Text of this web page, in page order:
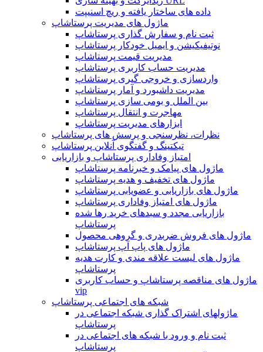
داده های ساختار یافته و ریچ اسنیپت
ماژول های مدیریت پرستاشاپ
ثبت نام و سفارش گذاری پرستاشاپ
نوتیفیکیشن و ایمیل خودکار پرستاشاپ
مدیریت قیمت پرستاشاپ
مدیریت حساب کاربری پرستاشاپ
واردسازی و خروجی گیری پرستاشاپ
مدیریت داشبورد و آمار پرستاشاپ
بین الملل و بومی سازی پرستاشاپ
مهاجرت و انتقال پرستاشاپ
ابزارهای مدیریت پرستاشاپ
نظرات، نظرسنجی و پرسش های پرستاشاپ
تیکتینگ و گفتگوی آنلاین پرستاشاپ
امتیاز وفاداری پرستاشاپ و بازاریابی
ماژول های پیامک و خبرنامه پرستاشاپ
ماژول های تخفیف و هدیه پرستاشاپ
ماژول های بازاریابی و عضویابی پرستاشاپ
ماژول های امتیاز وفاداری پرستاشاپ
بازاریابی مجدد و سبدهای خرید رها شده
پرستاشاپ
ماژول های فروش ضربدری و گروهی محصول
ماژول های پاپ آپ پرستاشاپ
ماژول های لیست علاقه مندی و کارت هدیه
پرستاشاپ
ماژول های مناقصه پرستاشاپ و حساب کاربری
vip
شبکه های اجتماعی پرستاشاپ
ماژولهای اشتراک‌ گذاری شبکه اجتماعی در
پرستاشاپ
ثبت نام و ورود با شبکه های اجتماعی در
پرستاشاپ